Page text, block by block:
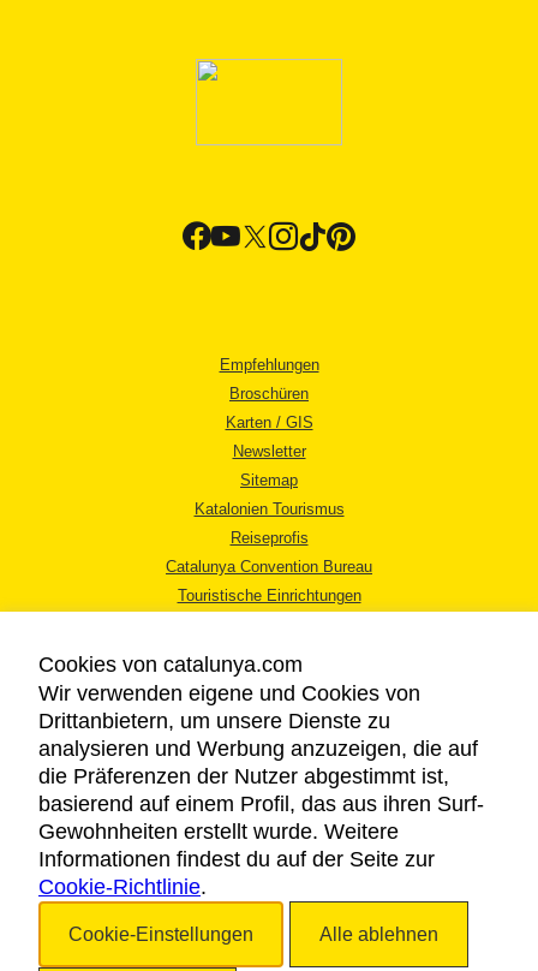
Empfehlungen
Broschüren
Karten / GIS
Newsletter
Sitemap
Katalonien Tourismus
Reiseprofis
Catalunya Convention Bureau
Touristische Einrichtungen
RECHTLICHER HINWEIS
DATENSCHUTZICHTLINIE
COOKIES
BARRIEREFREIHEIT
Cookies von catalunya.com
Wir verwenden eigene und Cookies von
Drittanbietern, um unsere Dienste zu
analysieren und Werbung anzuzeigen, die auf
die Präferenzen der Nutzer abgestimmt ist,
basierend auf einem Profil, das aus ihren Surf-
Gewohnheiten erstellt wurde. Weitere
Informationen findest du auf der Seite zur
Cookie-Richtlinie.
Cookie-Einstellungen Alle ablehnen